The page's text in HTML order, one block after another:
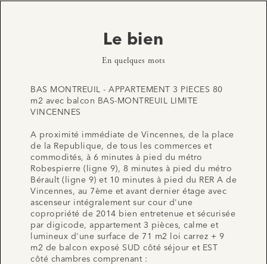
Le bien
En quelques mots
BAS MONTREUIL - APPARTEMENT 3 PIECES 80
m2 avec balcon BAS-MONTREUIL LIMITE
VINCENNES
A proximité immédiate de Vincennes, de la place
de la Republique, de tous les commerces et
commodités, à 6 minutes à pied du métro
Robespierre (ligne 9), 8 minutes à pied du métro
Bérault (ligne 9) et 10 minutes à pied du RER A de
Vincennes, au 7ème et avant dernier étage avec
ascenseur intégralement sur cour d'une
copropriété de 2014 bien entretenue et sécurisée
par digicode, appartement 3 pièces, calme et
lumineux d'une surface de 71 m2 loi carrez + 9
m2 de balcon exposé SUD côté séjour et EST
côté chambres comprenant :